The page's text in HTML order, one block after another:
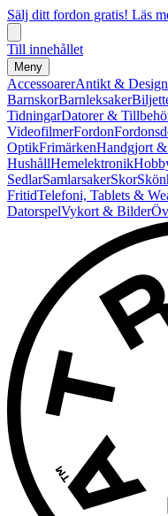
Sälj ditt fordon gratis! Läs
Till innehållet
Meny
AccessoarerAntikt & Design
BarnskorBarnleksaker
TidningarDatorer &
VideofilmerFordon
OptikFrimärkenHandgjort
HushållHemelektronik
SedlarSamlarsakerSkor
FritidTelefoni, Tablets &
DatorspelVykort & Bilder